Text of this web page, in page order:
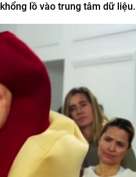
lồ vào trung tâm dữ liệu.